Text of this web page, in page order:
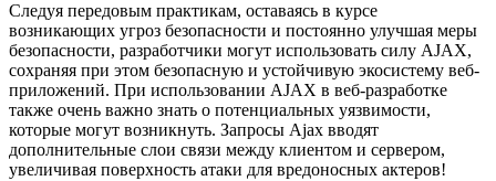
Следуя передовым практикам, оставаясь в курсе
возникающих угроз безопасности и постоянно улучшая меры
безопасности, разработчики могут использовать силу AJAX,
сохраняя при этом безопасную и устойчивую экосистему веб-
приложений. При использовании AJAX в веб-разработке
также очень важно знать о потенциальных уязвимости,
которые могут возникнуть. Запросы Ajax вводят
дополнительные слои связи между клиентом и сервером,
увеличивая поверхность атаки для вредоносных актеров!